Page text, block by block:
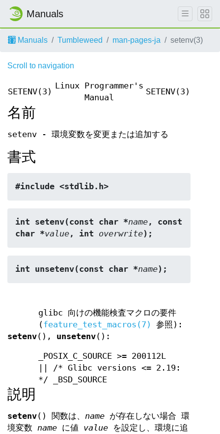
Manuals
Manuals Tumbleweed man-pages-ja setenv(3)
Scroll to navigation
SETENV(3)
Linux Programmer's
Manual
SETENV(3)
名前
setenv - 環境変数を変更または追加する
書式
#include <stdlib.h>
int setenv(const char *name, const
char *value, int overwrite);
int unsetenv(const char *name);
glibc 向けの機能検査マクロの要件
(feature_test_macros(7)
参照):
setenv(), unsetenv():
_POSIX_C_SOURCE >= 200112L
|| /* Glibc versions <= 2.19:
*/ _BSD_SOURCE
説明
setenv() 関数は、 name が存在しない場合 環
境変数 name に値 value を設定し、環境に追